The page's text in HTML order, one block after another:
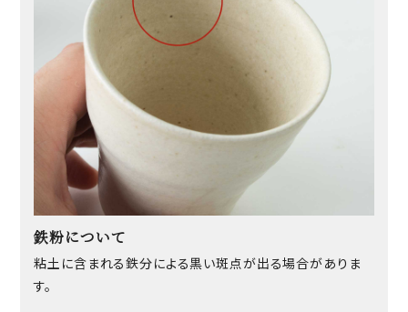
鉄粉について
粘土に含まれる鉄分による黒い斑点が出る場合がありま
す。